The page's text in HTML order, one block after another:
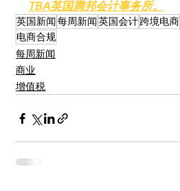
TBA英国腾邦会计事务所。
英国新闻每周新闻英国会计跨境电商
电商合规
每周新闻
商业
增值税